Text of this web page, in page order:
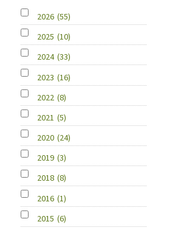
2026 (55)
2025 (10)
2024 (33)
2023 (16)
2022 (8)
2021 (5)
2020 (24)
2019 (3)
2018 (8)
2016 (1)
2015 (6)